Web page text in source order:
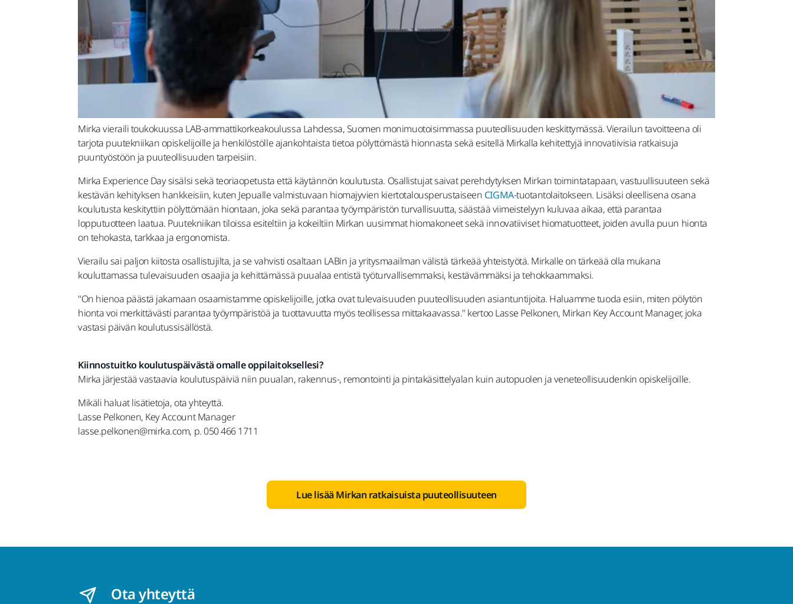
Mirka vieraili toukokuussa LAB-ammattikorkeakoulussa Lahdessa, Suomen monimuotoisimmassa puuteollisuuden keskittymässä. Vierailun tavoitteena oli
tarjota puutekniikan opiskelijoille ja henkilöstölle ajankohtaista tietoa pölyttömästä hionnasta sekä esitellä Mirkalla kehitettyjä innovatiivisia ratkaisuja
puuntyöstöön ja puuteollisuuden tarpeisiin.
Mirka Experience Day sisälsi sekä teoriaopetusta että käytännön koulutusta. Osallistujat saivat perehdytyksen Mirkan toimintatapaan, vastuullisuuteen sekä
kestävän kehityksen hankkeisiin, kuten Jepualle valmistuvaan hiomajyvien kiertotalousperustaiseen CIGMA-tuotantolaitokseen. Lisäksi oleellisena osana
koulutusta keskityttiin pölyttömään hiontaan, joka sekä parantaa työympäristön turvallisuutta, säästää viimeistelyyn kuluvaa aikaa, että parantaa
lopputuotteen laatua. Puutekniikan tiloissa esiteltiin ja kokeiltiin Mirkan uusimmat hiomakoneet sekä innovatiiviset hiomatuotteet, joiden avulla puun hionta
on tehokasta, tarkkaa ja ergonomista.
Vierailu sai paljon kiitosta osallistujilta, ja se vahvisti osaltaan LABin ja yritysmaailman välistä tärkeää yhteistyötä. Mirkalle on tärkeää olla mukana
kouluttamassa tulevaisuuden osaajia ja kehittämässä puualaa entistä työturvallisemmaksi, kestävämmäksi ja tehokkaammaksi.
"On hienoa päästä jakamaan osaamistamme opiskelijoille, jotka ovat tulevaisuuden puuteollisuuden asiantuntijoita. Haluamme tuoda esiin, miten pölytön
hionta voi merkittävästi parantaa työympäristöä ja tuottavuutta myös teollisessa mittakaavassa." kertoo Lasse Pelkonen, Mirkan Key Account Manager, joka
vastasi päivän koulutussisällöstä.
Kiinnostuitko koulutuspäivästä omalle oppilaitoksellesi?
Mirka järjestää vastaavia koulutuspäiviä niin puualan, rakennus-, remontointi ja pintakäsittelyalan kuin autopuolen ja veneteollisuudenkin opiskelijoille.
Mikäli haluat lisätietoja, ota yhteyttä.
Lasse Pelkonen, Key Account Manager
lasse.pelkonen@mirka.com, p. 050 466 1711
Lue lisää Mirkan ratkaisuista puuteollisuuteen
Ota yhteyttä